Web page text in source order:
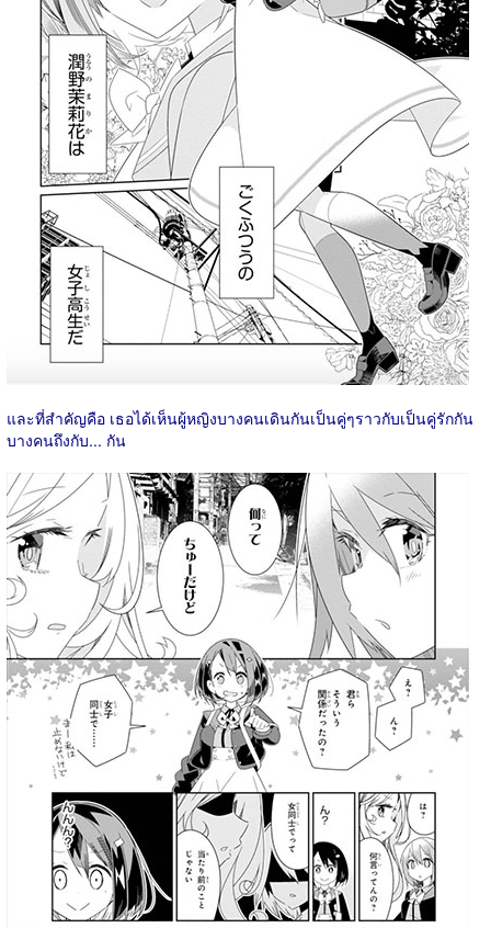
และที่สำคัญคือ เธอได้เห็นผู้หญิงบางคนเดินกันเป็นคู่ๆราวกับเป็นคู่รักกัน
บางคนถึงกับ... กัน